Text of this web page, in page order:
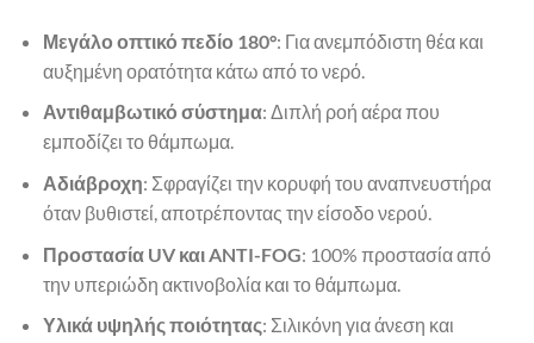
Μεγάλο οπτικό πεδίο 180°: Για ανεμπόδιστη θέα και
αυξημένη ορατότητα κάτω από το νερό.
Αντιθαμβωτικό σύστημα: Διπλή ροή αέρα που
εμποδίζει το θάμπωμα.
Αδιάβροχη: Σφραγίζει την κορυφή του αναπνευστήρα
όταν βυθιστεί, αποτρέποντας την είσοδο νερού.
Προστασία UV και ANTI-FOG: 100% προστασία από
την υπεριώδη ακτινοβολία και το θάμπωμα.
Υλικά υψηλής ποιότητας: Σιλικόνη για άνεση και